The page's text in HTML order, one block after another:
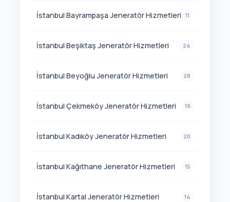
İstanbul Bayrampaşa Jeneratör Hizmetleri 11
İstanbul Beşiktaş Jeneratör Hizmetleri 24
İstanbul Beyoğlu Jeneratör Hizmetleri 28
İstanbul Çekmeköy Jeneratör Hizmetleri 19
İstanbul Kadıköy Jeneratör Hizmetleri 20
İstanbul Kağıthane Jeneratör Hizmetleri 15
İstanbul Kartal Jeneratör Hizmetleri 14